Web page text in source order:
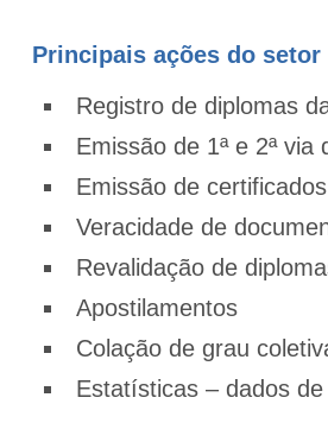
Principais ações do setor
Registro de diplomas
Emissão de 1ª e 2ª via
Emissão de
Veracidade de
Revalidação de
Apostilamentos
Colação de grau
Estatísticas – dados